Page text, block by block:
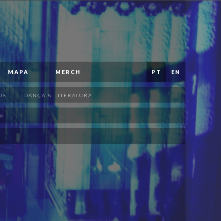
MAPA MERCH PT EN
DANÇA & LITERATURA